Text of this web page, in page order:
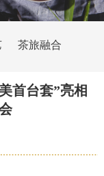
茶旅融合
首台套”亮相